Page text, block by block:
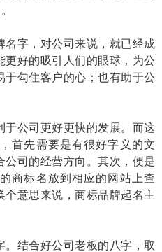
名字，对公司来说，就已经成
好的吸引人们的眼球，为公
于勾住客户的心；也有助于公
于公司更好更快的发展。而这
首先需要是有很好字义的文
司的经营方向。其次，便是
商标名放到相应的网站上查
意思来说，商标品牌起名主
结合好公司老板的八字，取